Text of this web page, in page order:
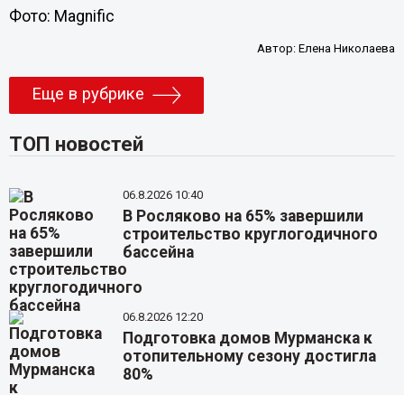
Фото: Magnific
Автор:Елена Николаева
Еще в рубрике
ТОП новостей
06.8.2026 10:40
В Росляково на 65% завершили
строительство круглогодичного
бассейна
06.8.2026 12:20
Подготовка домов Мурманска к
отопительному сезону достигла
80%